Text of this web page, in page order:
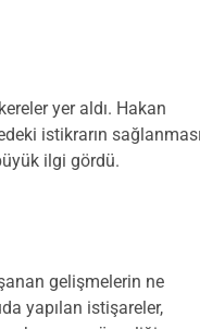
yer aldı. Hakan
istikrarın
ilgi gördü.
gelişmelerin ne
yapılan istişareler,